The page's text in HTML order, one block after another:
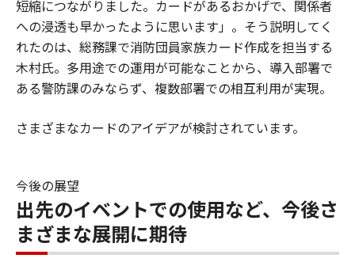
短縮につながりました。カードがあるおかげで、関係者
への浸透も早かったように思います」。そう説明してく
れたのは、総務課で消防団員家族カード作成を担当する
木村氏。多用途での運用が可能なことから、導入部署で
ある警防課のみならず、複数部署での相互利用が実現。
さまざまなカードのアイデアが検討されています。
今後の展望
出先のイベントでの使用など、今後さ
まざまな展開に期待